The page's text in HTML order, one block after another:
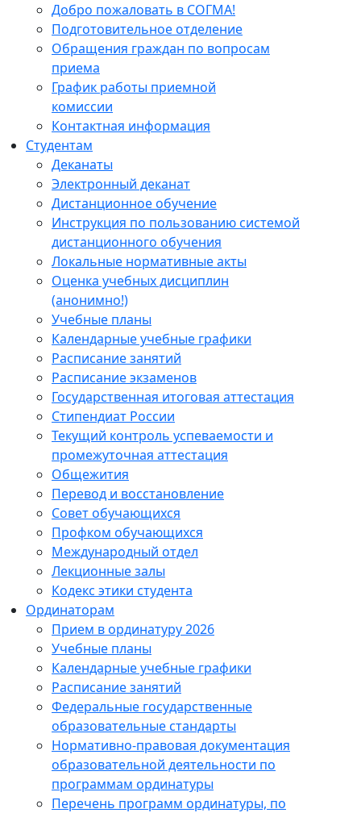
Добро пожаловать в СОГМА!
Подготовительное отделение
Обращения граждан по вопросам
приема
График работы приемной
комиссии
Контактная информация
Студентам
Деканаты
Электронный деканат
Дистанционное обучение
Инструкция по пользованию системой
дистанционного обучения
Локальные нормативные акты
Оценка учебных дисциплин
(анонимно!)
Учебные планы
Календарные учебные графики
Расписание занятий
Расписание экзаменов
Государственная итоговая аттестация
Стипендиат России
Текущий контроль успеваемости и
промежуточная аттестация
Общежития
Перевод и восстановление
Совет обучающихся
Профком обучающихся
Международный отдел
Лекционные залы
Кодекс этики студента
Ординаторам
Прием в ординатуру 2026
Учебные планы
Календарные учебные графики
Расписание занятий
Федеральные государственные
образовательные стандарты
Нормативно-правовая документация
образовательной деятельности по
программам ординатуры
Перечень программ ординатуры, по